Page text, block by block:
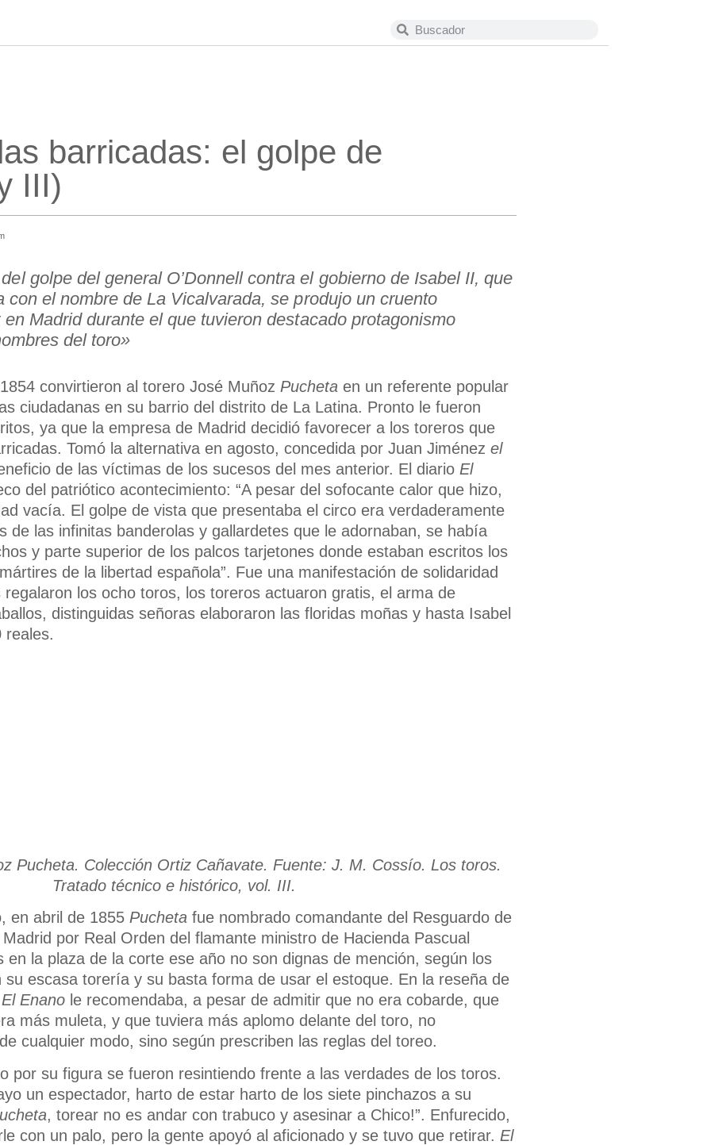
barricadas: el golpe de
III)
golpe del general O’Donnell contra el gobierno de Isabel II, que
con el nombre de La Vicalvarada, se produjo un cruento
Madrid durante el que tuvieron destacado protagonismo
del toro»
convirtieron al torero José Muñoz Pucheta en un referente popular
ciudadanas en su barrio del distrito de La Latina. Pronto le fueron
ya que la empresa de Madrid decidió favorecer a los toreros que
Tomó la alternativa en agosto, concedida por Juan Jiménez el
de las víctimas de los sucesos del mes anterior. El diario El
del patriótico acontecimiento: “A pesar del sofocante calor que hizo,
vacía. El golpe de vista que presentaba el circo era verdaderamente
de las infinitas banderolas y gallardetes que le adornaban, se había
y parte superior de los palcos tarjetones donde estaban escritos los
de la libertad española”. Fue una manifestación de solidaridad
regalaron los ocho toros, los toreros actuaron gratis, el arma de
distinguidas señoras elaboraron las floridas moñas y hasta Isabel
reales.
Pucheta. Colección Ortiz Cañavate. Fuente: J. M. Cossío. Los toros.
Tratado técnico e histórico, vol. III.
en abril de 1855 Pucheta fue nombrado comandante del Resguardo de
por Real Orden del flamante ministro de Hacienda Pascual
en la plaza de la corte ese año no son dignas de mención, según los
su escasa torería y su basta forma de usar el estoque. En la reseña de
El Enano le recomendaba, a pesar de admitir que no era cobarde, que
más muleta, y que tuviera más aplomo delante del toro, no
cualquier modo, sino según prescriben las reglas del toreo.
por su figura se fueron resintiendo frente a las verdades de los toros.
un espectador, harto de estar harto de los siete pinchazos a su
, torear no es andar con trabuco y asesinar a Chico!”. Enfurecido,
con un palo, pero la gente apoyó al aficionado y se tuvo que retirar. El